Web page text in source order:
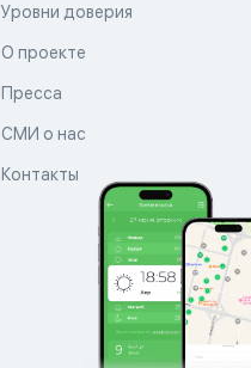
Уровни доверия
О проекте
Пресса
СМИ о нас
Контакты